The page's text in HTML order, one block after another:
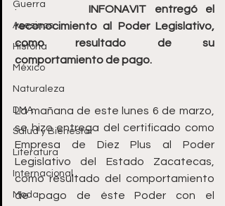
Guerra
Asesinos
Historia
México
Naturaleza
DMA
Salud y Bienestar
Literatura
Internacional
Moda
· INFONAVIT entregó el
reconocimiento al Poder Legislativo,
como resultado de su
comportamiento de pago.
La mañana de este lunes 6 de marzo,
se hizo entrega del certificado como
Empresa de Diez Plus al Poder
Legislativo del Estado Zacatecas,
como resultado del comportamiento
de pago de éste Poder con el